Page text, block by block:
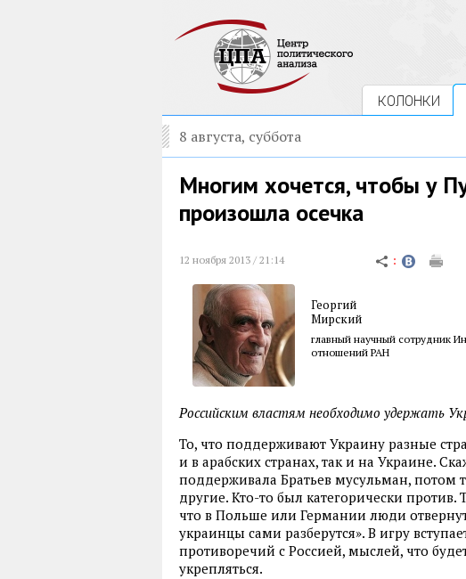
КОЛОНКИ
8 августа, суббота
Многим хочется, чтобы у
произошла осечка
12 ноября 2013 / 21:14
Георгий
Мирский
главный научный сотрудник
отношений РАН
Российским властям необходимо удержать
То, что поддерживают Украину разные
и в арабских странах, так и на Украине.
поддерживала Братьев мусульман, потом
другие. Кто-то был категорически
что в Польше или Германии люди
украинцы сами разберутся». В игру
противоречий с Россией, мыслей, что
укрепляться.